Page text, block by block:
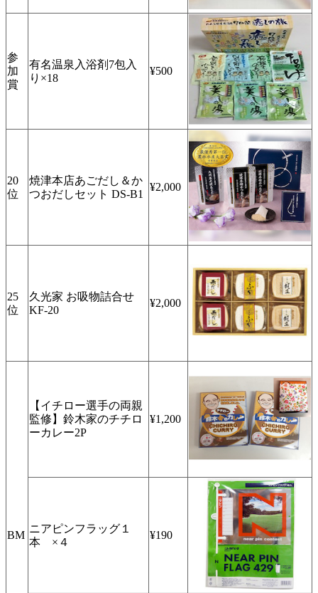
参
加
賞
有名温泉入浴剤7包入
り×18
¥500
20
位
焼津本店あごだし＆か
つおだしセット DS-B1
¥2,000
25
位
久光家 お吸物詰合せ
KF-20
¥2,000
BM
【イチロー選手の両親
監修】鈴木家のチチロ
ーカレー2P
¥1,200
ニアピンフラッグ１
本 ×４
¥190